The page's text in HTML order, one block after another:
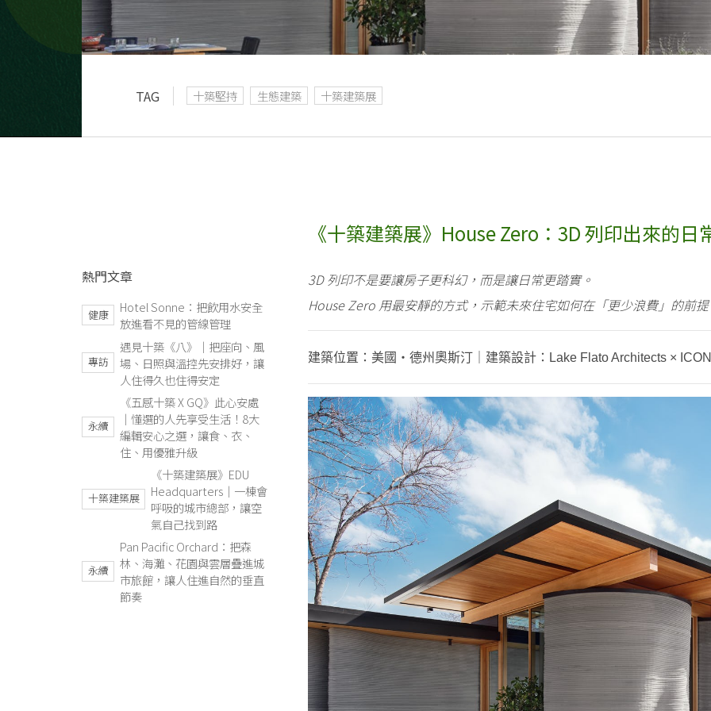
TAG 十築堅持 生態建築 十築建築展
《十築建築展》House Zero：3D 列印出來的日
熱門文章
健康
Hotel Sonne：把飲用水安全
放進看不見的管線管理
專訪
遇見十築《八》｜把座向、風
場、日照與溫控先安排好，讓
人住得久也住得安定
永續
《五感十築 X GQ》此心安處
｜懂選的人先享受生活！8大
編輯安心之選，讓食、衣、
住、用優雅升級
十築建築展
《十築建築展》EDU
Headquarters｜一棟會
呼吸的城市總部，讓空
氣自己找到路
永續
Pan Pacific Orchard：把森
林、海灘、花園與雲層疊進城
市旅館，讓人住進自然的垂直
節奏
3D 列印不是要讓房子更科幻，而是讓日常更踏實。
House Zero 用最安靜的方式，示範未來住宅如何在「更少浪費」的前
建築位置：美國・德州奧斯汀｜建築設計： Lake Flato Architects × ICON